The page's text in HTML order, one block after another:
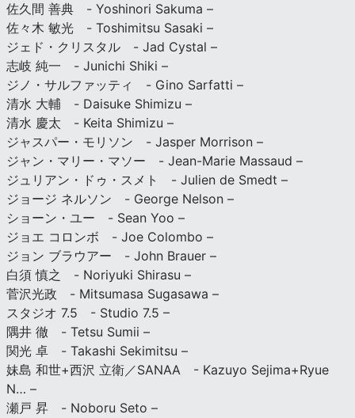
佐久間 善典 - Yoshinori Sakuma –
佐々木 敏光 - Toshimitsu Sasaki –
ジェド・クリスタル - Jad Cystal –
志岐 純一 - Junichi Shiki –
ジノ・サルファッティ - Gino Sarfatti –
清水 大輔 - Daisuke Shimizu –
清水 慶太 - Keita Shimizu –
ジャスパー・モリソン - Jasper Morrison –
ジャン・マリー・マソー - Jean-Marie Massaud –
ジュリアン・ドゥ・スメト - Julien de Smedt –
ジョージ ネルソン - George Nelson –
ショーン・ユー - Sean Yoo –
ジョエ コロンボ - Joe Colombo –
ジョン ブラウアー - John Brauer –
白須 慎之 - Noriyuki Shirasu –
菅沢光政 - Mitsumasa Sugasawa –
スタジオ 7.5 - Studio 7.5 –
隅井 徹 - Tetsu Sumii –
関光 卓 - Takashi Sekimitsu –
妹島 和世+西沢 立衛／SANAA - Kazuyo Sejima+Ryue
N… –
瀬戸 昇 - Noboru Seto –